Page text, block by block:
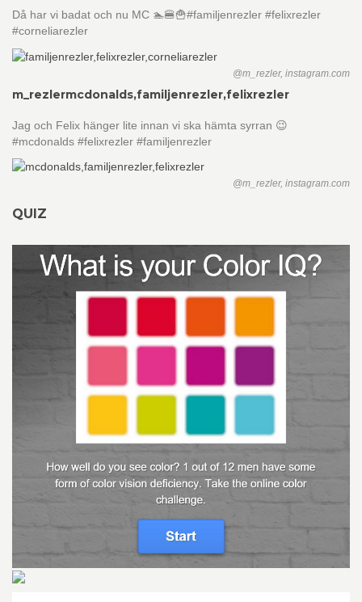
Då har vi badat och nu MC 🏊🍔🍟#familjenrezler #felixrezler
#corneliarezler
@m_rezler, instagram.com
m_rezlermcdonalds,familjenrezler,felixrezler
Jag och Felix hänger lite innan vi ska hämta syrran 😉
#mcdonalds #felixrezler #familjenrezler
@m_rezler, instagram.com
QUIZ